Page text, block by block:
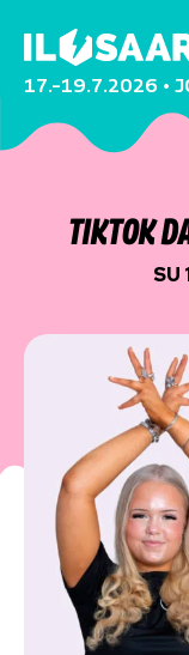
17.–19.7.2026 •
TIKTOK
SU